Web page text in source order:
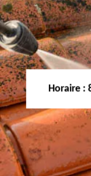
Horaire :